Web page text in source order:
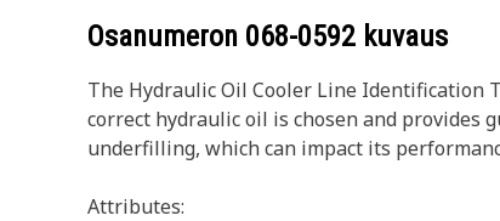
Osanumeron 068-0592 kuvaus
The Hydraulic Oil Cooler Line Identification
correct hydraulic oil is chosen and provides
underfilling, which can impact its
Attributes: